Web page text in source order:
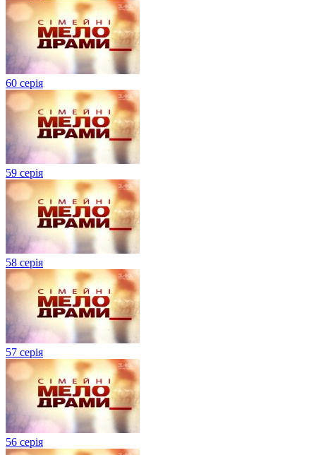
60 серія
59 серія
58 серія
57 серія
56 серія